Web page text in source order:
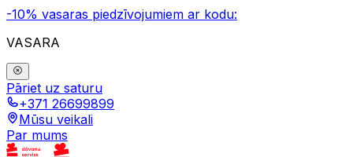
-10% vasaras piedzīvojumiem ar kodu:
VASARA
Pāriet uz saturu
+371 26699899
Mūsu veikali
Par mums